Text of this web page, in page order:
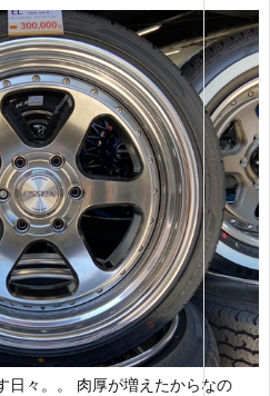
日々。。 肉厚が増えたからなの